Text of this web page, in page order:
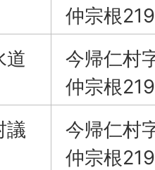
仲宗根219
道
今帰仁村
仲宗根219
議
今帰仁村
仲宗根219